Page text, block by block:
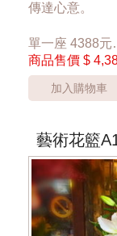
傳達心意。
單一座 4388元
*桃園區以外酌
**此商品只提
達**
商品售價 $
加入購物車
藝術花籃